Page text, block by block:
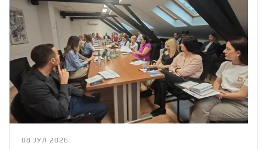
08 ЈУЛ 2026